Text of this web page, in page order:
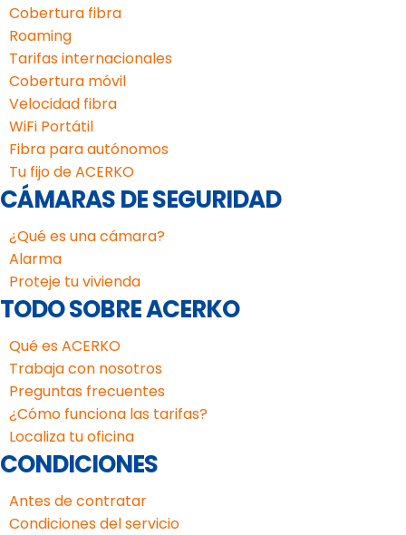
Cobertura fibra
Roaming
Tarifas internacionales
Cobertura móvil
Velocidad fibra
WiFi Portátil
Fibra para autónomos
Tu fijo de ACERKO
CÁMARAS DE SEGURIDAD
¿Qué es una cámara?
Alarma
Proteje tu vivienda
TODO SOBRE ACERKO
Qué es ACERKO
Trabaja con nosotros
Preguntas frecuentes
¿Cómo funciona las tarifas?
Localiza tu oficina
CONDICIONES
Antes de contratar
Condiciones del servicio